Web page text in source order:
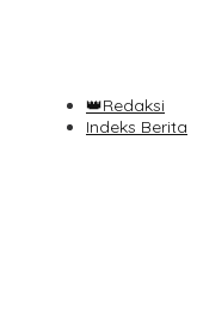
👑Redaksi
Indeks Berita